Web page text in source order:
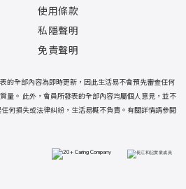
使用條款
私隱聲明
免責聲明
的全部內容為即時更新，因此生活易不會預先審查任何
量。 此外，會員所發表的全部內容均屬個人意見，並不
何損失或法律糾紛，生活易概不負責。有關詳情請參閱